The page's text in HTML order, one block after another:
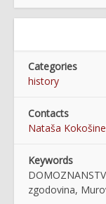
Categories
history
Contacts
Nataša
Keywords
zgodovina,